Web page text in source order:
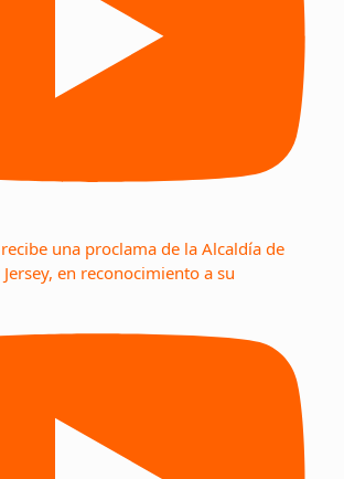
una proclama de la Alcaldía de
en reconocimiento a su